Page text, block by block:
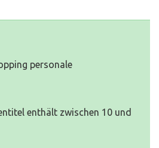
personale
enthält zwischen 10 und